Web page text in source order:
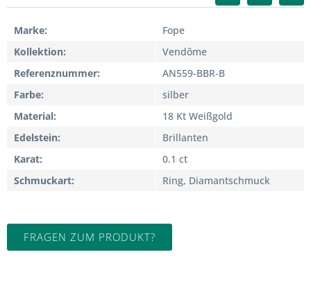
Marke
Fope
Kollektion
Vendôme
Referenznummer
AN559-BBR-B
Farbe
silber
Material
18 Kt Weißgold
Edelstein
Brillanten
Karat
0.1 ct
Schmuckart
Ring, Diamantschmuck
FRAGEN ZUM PRODUKT?